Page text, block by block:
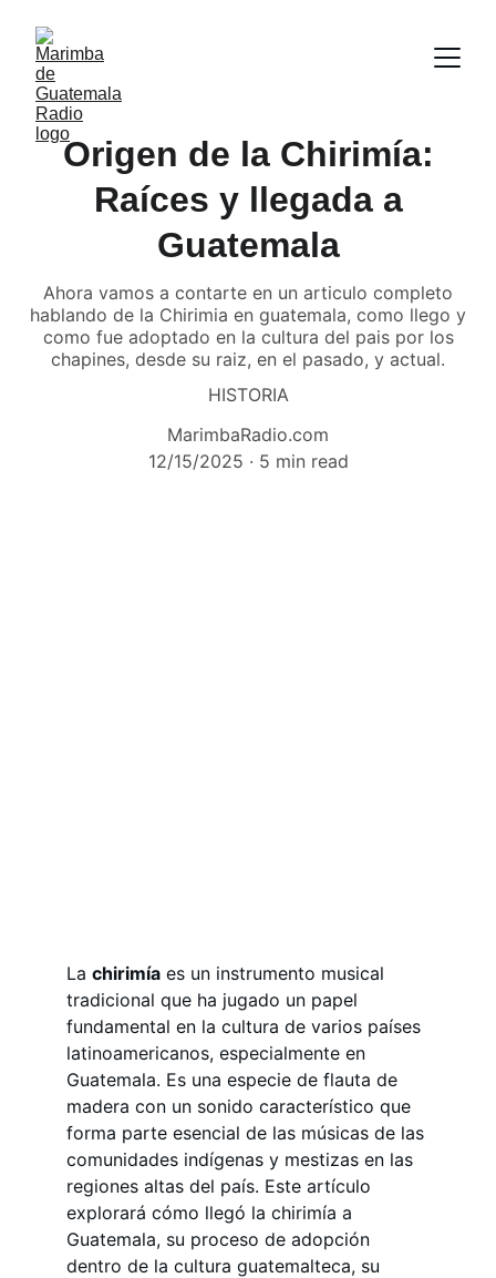
Origen de la Chirimía:
Raíces y llegada a
Guatemala
Ahora vamos a contarte en un articulo completo
hablando de la Chirimia en guatemala, como llego y
como fue adoptado en la cultura del pais por los
chapines, desde su raiz, en el pasado, y actual.
HISTORIA
MarimbaRadio.com
12/15/2025
5 min read
La chirimía es un instrumento musical
tradicional que ha jugado un papel
fundamental en la cultura de varios países
latinoamericanos, especialmente en
Guatemala. Es una especie de flauta de
madera con un sonido característico que
forma parte esencial de las músicas de las
comunidades indígenas y mestizas en las
regiones altas del país. Este artículo
explorará cómo llegó la chirimía a
Guatemala, su proceso de adopción
dentro de la cultura guatemalteca, su